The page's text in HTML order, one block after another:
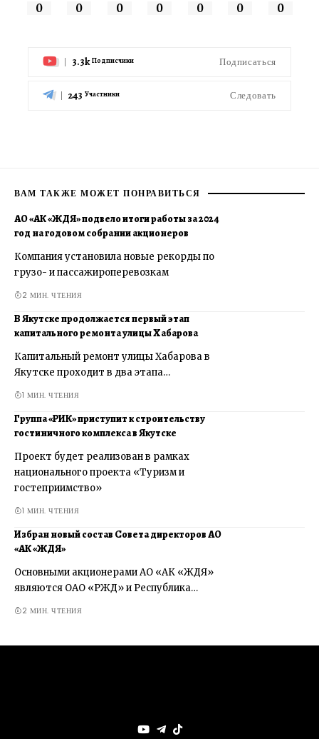
0 0 0 0 0 0 0
3.3k Подписчики Подписаться
243 Участники Следовать
ВАМ ТАКЖЕ МОЖЕТ ПОНРАВИТЬСЯ
АО «АК «ЖДЯ» подвело итоги работы за 2024
год на годовом собрании акционеров
Компания установила новые рекорды по
грузо- и пассажироперевозкам
2 МИН. ЧТЕНИЯ
В Якутске продолжается первый этап
капитального ремонта улицы Хабарова
Капитальный ремонт улицы Хабарова в
Якутске проходит в два этапа…
1 МИН. ЧТЕНИЯ
Группа «РИК» приступит к строительству
гостиничного комплекса в Якутске
Проект будет реализован в рамках
национального проекта «Туризм и
гостеприимство»
1 МИН. ЧТЕНИЯ
Избран новый состав Совета директоров АО
«АК «ЖДЯ»
Основными акционерами АО «АК «ЖДЯ»
являются ОАО «РЖД» и Республика…
2 МИН. ЧТЕНИЯ